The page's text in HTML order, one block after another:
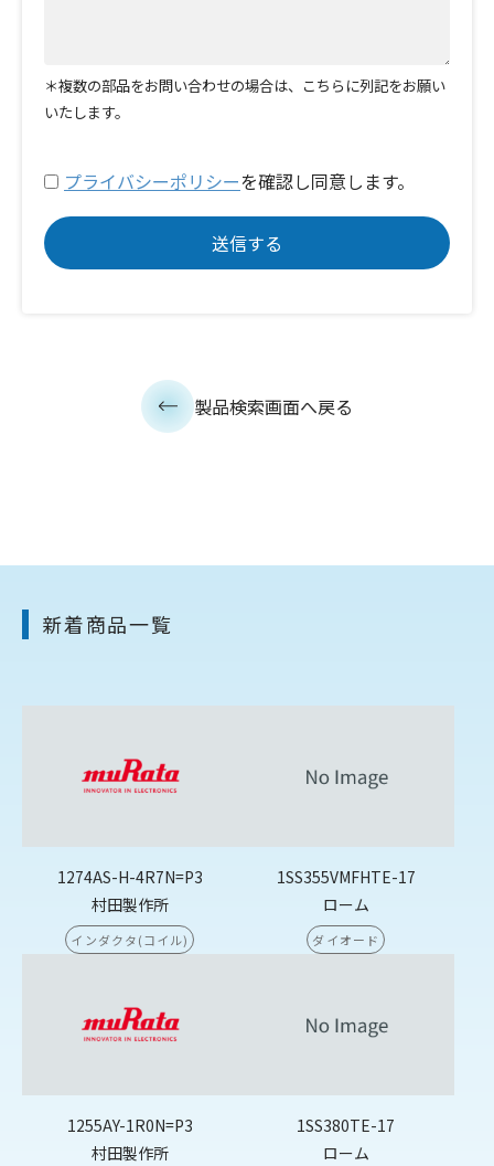
＊複数の部品をお問い合わせの場合は、こちらに列記をお願い
いたします。
プライバシーポリシーを確認し同意します。
製品検索画面へ戻る
新着商品一覧
1274AS-H-4R7N=P3
村田製作所
インダクタ(コイル)
1SS355VMFHTE-17
ローム
ダイオード
1255AY-1R0N=P3
村田製作所
1SS380TE-17
ローム